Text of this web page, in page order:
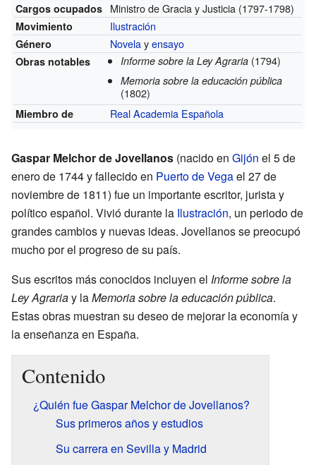
Cargos ocupados Ministro de Gracia y Justicia (1797-1798)
Movimiento Ilustración
Género Novelayensayo
Obras notables Informe sobre la Ley Agraria(1794)
Memoria sobre la educación pública
(1802)
Miembro de Real Academia Española
Gaspar Melchor de Jovellanos (nacido en Gijón el 5 de
enero de 1744 y fallecido en Puerto de Vegael 27 de
noviembre de 1811) fue un importante escritor, jurista y
político español. Vivió durante la Ilustración, un periodo de
grandes cambios y nuevas ideas. Jovellanos se preocupó
mucho por el progreso de su país.
Sus escritos más conocidos incluyen el Informe sobre la
Ley Agrariay laMemoria sobre la educación pública.
Estas obras muestran su deseo de mejorar la economía y
la enseñanza en España.
Contenido
¿Quién fue Gaspar Melchor de Jovellanos?
Sus primeros años y estudios
Su carrera en Sevilla y Madrid